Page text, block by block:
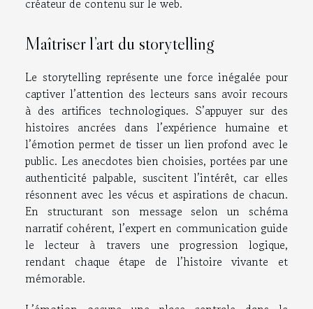
Maîtriser l’art du storytelling
Le storytelling représente une force inégalée pour
captiver l’attention des lecteurs sans avoir recours
à des artifices technologiques. S’appuyer sur des
histoires ancrées dans l’expérience humaine et
l’émotion permet de tisser un lien profond avec le
public. Les anecdotes bien choisies, portées par une
authenticité palpable, suscitent l’intérêt, car elles
résonnent avec les vécus et aspirations de chacun.
En structurant son message selon un schéma
narratif cohérent, l’expert en communication guide
le lecteur à travers une progression logique,
rendant chaque étape de l’histoire vivante et
mémorable.